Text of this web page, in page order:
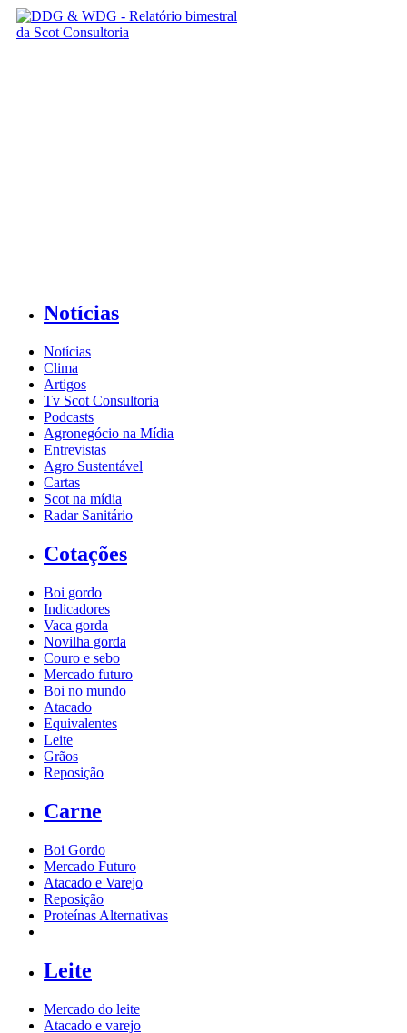
Notícias
Notícias
Clima
Artigos
Tv Scot Consultoria
Podcasts
Agronegócio na Mídia
Entrevistas
Agro Sustentável
Cartas
Scot na mídia
Radar Sanitário
Cotações
Boi gordo
Indicadores
Vaca gorda
Novilha gorda
Couro e sebo
Mercado futuro
Boi no mundo
Atacado
Equivalentes
Leite
Grãos
Reposição
Carne
Boi Gordo
Mercado Futuro
Atacado e Varejo
Reposição
Proteínas Alternativas
Leite
Mercado do leite
Atacado e varejo